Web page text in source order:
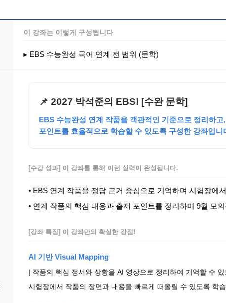
이 강좌는 이렇게 구성됩니다
▸ EBS 수능완성 국어 연계 전 범위 (문학)
📌 2027 박석준의 EBS! [수완 문학]
EBS 수능완성 연계 작품을 객관적인 기준으로 정리하고
포인트를 효율적으로 학습할 수 있도록 구성한 강좌입니
[수강 성과] 이 강좌를 통해 이런 실력이 완성됩니다.
• EBS 연계 작품을 정답 근거 중심으로 기억하며 시험장에
• 연계 작품의 핵심 내용과 출제 포인트를 정리하며 9월 모
[강좌 특징] 이 강좌만의 확실한 강점!
AI 기반 Visual Mapping
| 작품의 핵심 정서와 상황을 AI 영상으로 정리하여 기억할 수 있
시험장에서 작품의 장면과 내용을 빠르게 떠올릴 수 있도록 학습